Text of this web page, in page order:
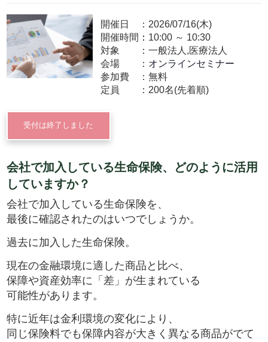
開催日
2026/07/16(木)
開催時間： 10:00～ 10:30
対象
一般法人,医療法人
会場
オンラインセミナー
参加費
無料
定員
200名(先着順)
受付は終了しました
会社で加入している生命保険、どのように活用
していますか？
会社で加入している生命保険を、
最後に確認されたのはいつでしょうか。
過去に加入した生命保険。
現在の金融環境に適した商品と比べ、
保障や資産効率に「差」が生まれている
可能性があります。
特に近年は金利環境の変化により、
同じ保険料でも保障内容が大きく異なる商品がでて